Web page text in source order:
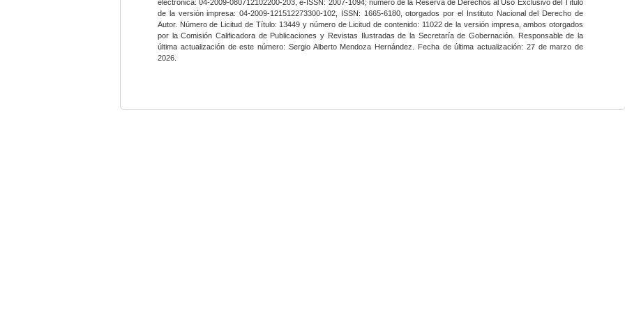
electrónica: 04-2009-080712102200-203, e-ISSN: 2007-1094; número de la Reserva de Derechos al Uso Exclusivo del Título
de la versión impresa: 04-2009-121512273300-102, ISSN: 1665-6180, otorgados por el Instituto Nacional del Derecho de
Autor. Número de Licitud de Título: 13449 y número de Licitud de contenido: 11022 de la versión impresa, ambos otorgados
por la Comisión Calificadora de Publicaciones y Revistas Ilustradas de la Secretaría de Gobernación. Responsable de la
última actualización de este número: Sergio Alberto Mendoza Hernández. Fecha de última actualización: 27 de marzo de
2026.